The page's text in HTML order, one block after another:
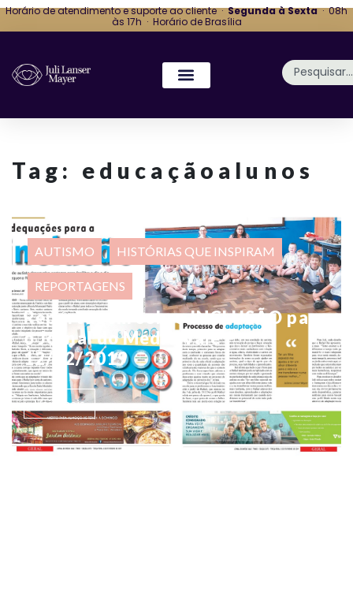
Horário de atendimento e suporte ao cliente ·Segunda à Sexta· 08h
às 17h · Horário de Brasília
Tag: educaçãoalunos
AUTISMO HISTÓRIAS QUE INSPIRAM
REPORTAGENS
Reportagem sobre INCLUSÃO para
o Jornal do Médio Vale –
12/02/2019
Veja mais